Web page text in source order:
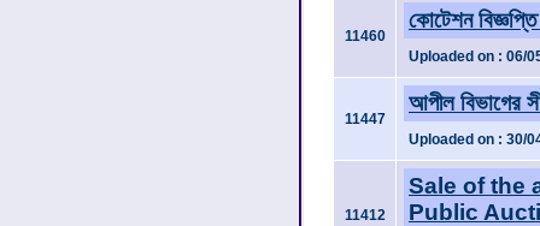
11460
কোটেশন
Uploaded on : 06/
11447
আপীল বিভাগের
Uploaded on : 30/
11412
Sale of the
Public